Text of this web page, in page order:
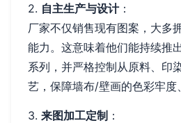
2. 自主生产与设计：
厂家不仅销售现有图案，大多
能力。这意味着他们能持续推
系列，并严格控制从原料、印
艺，保障墙布/壁画的色彩牢度
3. 来图加工定制 ：